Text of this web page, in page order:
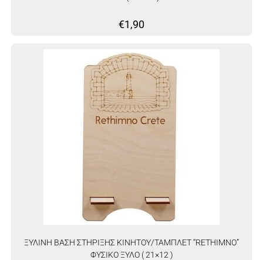
€1,90
ΞΥΛΙΝΗ ΒΑΣΗ ΣΤΗΡΙΞΗΣ ΚΙΝΗΤΟΥ/ΤΑΜΠΛΕΤ “RETHIMNO”
ΦΥΣΙΚΟ ΞΥΛΟ ( 21×12 )